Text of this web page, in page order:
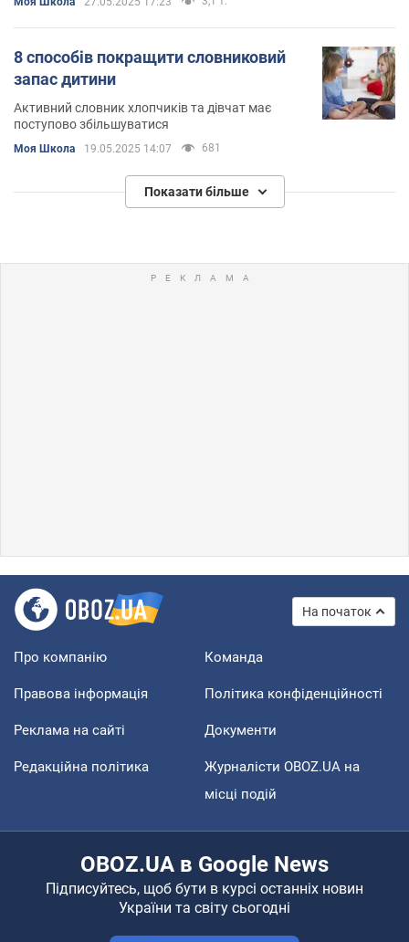
8 способів покращити словниковий
запас дитини
Активний словник хлопчиків та дівчат має
поступово збільшуватися
Моя Школа 19.05.2025 14:07 681
Показати більше
На початок
Про компанію Команда
Правова інформація Політика конфіденційності
Реклама на сайті Документи
Редакційна політика
Журналісти OBOZ.UA на
місці подій
OBOZ.UA в Google News
Підписуйтесь, щоб бути в курсі останніх новин
України та світу сьогодні